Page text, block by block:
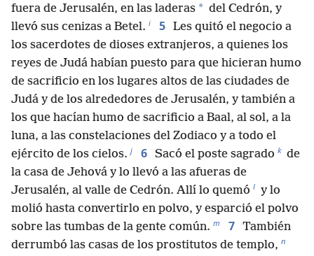
fuera de Jerusalén, en las laderas * del Cedrón, y
llevó sus cenizas a Betel. i 5 Les quitó el negocio a
los sacerdotes de dioses extranjeros, a quienes los
reyes de Judá habían puesto para que hicieran humo
de sacrificio en los lugares altos de las ciudades de
Judá y de los alrededores de Jerusalén, y también a
los que hacían humo de sacrificio a Baal, al sol, a la
luna, a las constelaciones del Zodiaco y a todo el
ejército de los cielos. j 6 Sacó el poste sagrado k de
la casa de Jehová y lo llevó a las afueras de
Jerusalén, al valle de Cedrón. Allí lo quemó l y lo
molió hasta convertirlo en polvo, y esparció el polvo
sobre las tumbas de la gente común. m 7 También
derrumbó las casas de los prostitutos de templo, n